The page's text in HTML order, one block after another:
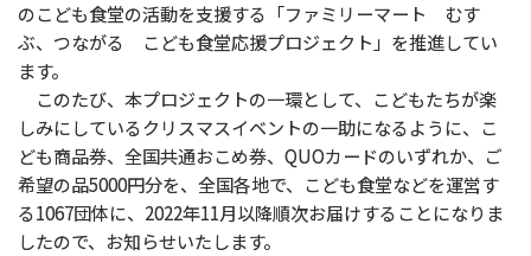
のこども食堂の活動を支援する「ファミリーマート むす
ぶ、つながる こども食堂応援プロジェクト」を推進してい
ます。
このたび、本プロジェクトの一環として、こどもたちが楽
しみにしているクリスマスイベントの一助になるように、こ
ども商品券、全国共通おこめ券、QUOカードのいずれか、ご
希望の品5000円分を、全国各地で、こども食堂などを運営す
る1067団体に、2022年11月以降順次お届けすることになりま
したので、お知らせいたします。